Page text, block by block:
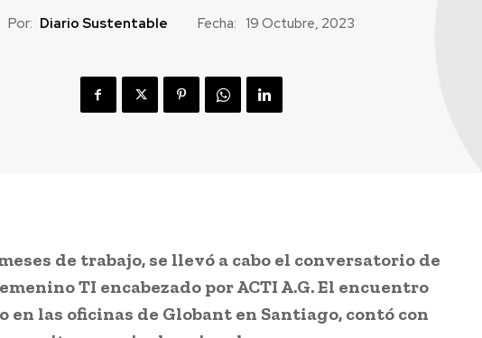
Por: Diario Sustentable Fecha: 19 Octubre, 2023
de trabajo, se llevó a cabo el conversatorio de
TI encabezado por ACTI A.G. El encuentro
en las oficinas de Globant en Santiago, contó con